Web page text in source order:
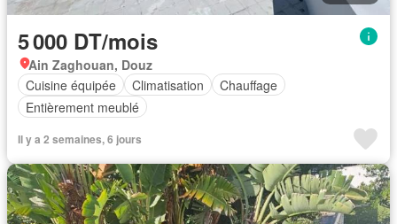
5 000 DT/mois
Ain Zaghouan, Douz
Cuisine équipée
Climatisation
Chauffage
Entièrement meublé
Il y a 2 semaines, 6 jours